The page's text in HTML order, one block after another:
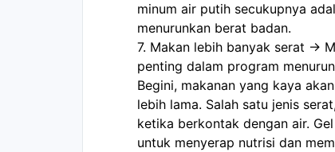
minum air putih secukupnya
menurunkan berat badan.
7. Makan lebih banyak serat ->
penting dalam program
Begini, makanan yang kaya
lebih lama. Salah satu jenis
ketika berkontak dengan air.
untuk menyerap nutrisi dan